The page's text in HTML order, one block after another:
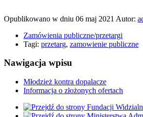
Opublikowano w dniu 06 maj 2021 Autor:
Zamówienia publiczne/przetargi
Tagi: przetarg, zamowienie publiczne
Nawigacja wpisu
Młodzież kontra dopalacze
Informacja o złożonych ofertach